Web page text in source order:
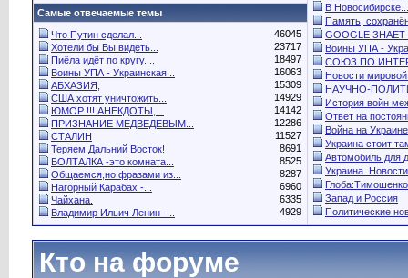
В Новосибирске...
Память,
GOOGLE
Воины УПА -
СОЮЗ ПО
Новости
НАУЧНО-
История войн
Ответ на
Война на
Украина стоит
Автомобиль для
Украина.
Запад и Россия
Политические
Самые отвечаемые темы
Что Путин сделал...
46045
Хотели бы Вы видеть...
23717
Пиёла идёт по кругу....
18497
Воины УПА - Украинская...
16063
АБХАЗИЯ,
15309
США хотят уничтожить...
14929
ЮМОР !!! АНЕКДОТЫ,...
14142
ПРИЗНАНИЕ МЕДВЕДЕВЫМ...
12286
СТАЛИН
11527
Теряем Дальний Восток!
8691
БОЛТАЛКА -это комната...
8525
Общаемся,но фразами из...
8287
Нагорный Карабах -...
6960
Чайхана.
6335
Владимир Ильич Ленин -...
4929
Кто на форуме